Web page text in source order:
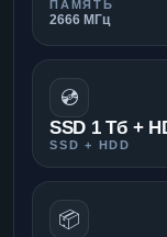
ПАМЯТЬ
2666 МГц
💿
SSD 1 Тб +
SSD + HDD
📦